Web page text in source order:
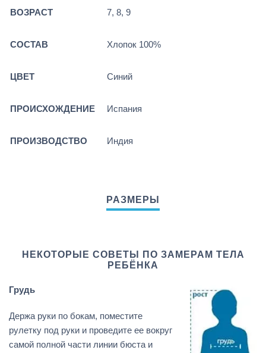
ВОЗРАСТ 7, 8, 9
СОСТАВ Хлопок 100%
ЦВЕТ Синий
ПРОИСХОЖДЕНИЕ Испания
ПРОИЗВОДСТВО Индия
НЕКОТОРЫЕ СОВЕТЫ ПО ЗАМЕРАМ ТЕЛА
РЕБЁНКА
Грудь
Держа руки по бокам, поместите
рулетку под руки и проведите ее вокруг
самой полной части линии бюста и